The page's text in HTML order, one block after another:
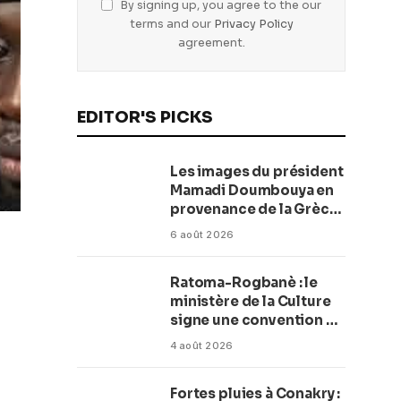
By signing up, you agree to the our
terms and our Privacy Policy
agreement.
EDITOR'S PICKS
Les images du président
Mamadi Doumbouya en
provenance de la Grèce
rassurent les Guinéens
6 août 2026
Ratoma-Rogbanè : le
ministère de la Culture
signe une convention de
42 millions de dollars
balnéaire
4 août 2026
Fortes pluies à Conakry :